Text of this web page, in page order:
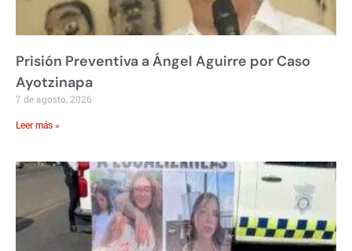
Prisión Preventiva a Ángel Aguirre por Caso
Ayotzinapa
7 de agosto, 2026
Leer más »